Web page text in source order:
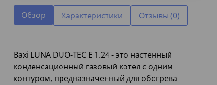
Обзор Характеристики Отзывы (0)
Baxi LUNA DUO-TEC E 1.24 - это настенный
конденсационный газовый котел с одним
контуром, предназначенный для обогрева